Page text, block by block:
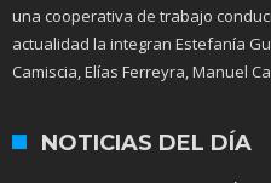
una cooperativa de trabajo
actualidad la integran Estefanía
Camiscia, Elías Ferreyra, Manuel
NOTICIAS DEL DÍA